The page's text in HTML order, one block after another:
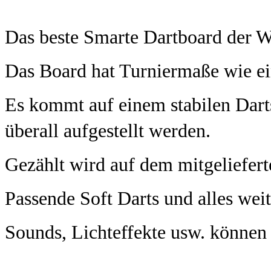
Das beste Smarte Dartboard der
Das Board hat Turniermaße wie
Es kommt auf einem stabilen
überall aufgestellt werden.
Gezählt wird auf dem
Passende Soft Darts und alles
Sounds, Lichteffekte usw.